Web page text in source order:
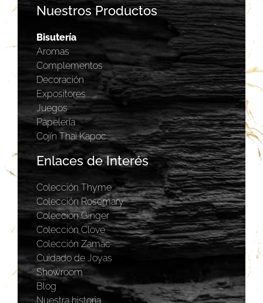
Nuestros Productos
Bisutería
Aromas
Complementos
Decoración
Expositores
Juegos
Papelería
Cojín Thai Kapoc
Enlaces de Interés
Colección Thyme
Colección Rosemary
Coleccion Ginger
Colección Clove
Colección Zamac
Cuidado de Joyas
Showroom
Blog
Nuestra historia